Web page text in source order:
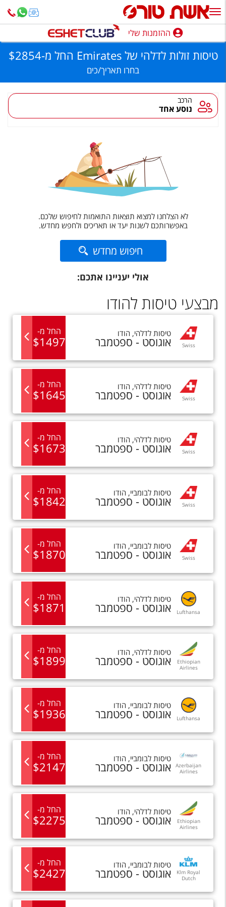
טיסות
זולות
לדלהי
טורס
ההזמנות שלי
חופשה לפי סגנון
מלונות באילת
חבילות נופש
הרגע האחרון
חבילות בריאות וספא
טיסות לחו"ל
מגזין אשת
שירות לקוחות
טופס צור קשר
תקנון
נגישות
עקבו אחרינו
ההזמנות שלי
טיסות זולות לדלהי של Emirates החל מ-
$2854
בחרו תאריך/כים
הרכב
נוסע אחד
לא הצלחנו למצוא תוצאות התואמות לחיפוש שלכם.
באפשרותכם לשנות יעד או תאריכים ולחפש מחדש.
חיפוש מחדש
אולי יעניינו אתכם:
מבצעי טיסות להודו
Swiss
טיסות לדלהי, הודו
אוגוסט - ספטמבר
החל מ-
$1497
Swiss
טיסות לדלהי, הודו
אוגוסט - ספטמבר
החל מ-
$1645
Swiss
טיסות לדלהי, הודו
אוגוסט - ספטמבר
החל מ-
$1673
Swiss
טיסות לבומביי, הודו
אוגוסט - ספטמבר
החל מ-
$1842
Swiss
טיסות לבומביי, הודו
אוגוסט - ספטמבר
החל מ-
$1870
Lufthansa
טיסות לדלהי, הודו
אוגוסט - ספטמבר
החל מ-
$1871
Ethiopian
Airlines
טיסות לדלהי, הודו
אוגוסט - ספטמבר
החל מ-
$1899
Lufthansa
טיסות לבומביי, הודו
אוגוסט - ספטמבר
החל מ-
$1936
Azerbaijan
Airlines
טיסות לבומביי, הודו
אוגוסט - ספטמבר
החל מ-
$2147
Ethiopian
Airlines
טיסות לדלהי, הודו
אוגוסט - ספטמבר
החל מ-
$2275
Klm Royal
Dutch
טיסות לבומביי, הודו
אוגוסט - ספטמבר
החל מ-
$2427